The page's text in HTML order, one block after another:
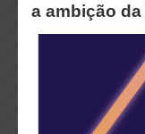
a ambição da